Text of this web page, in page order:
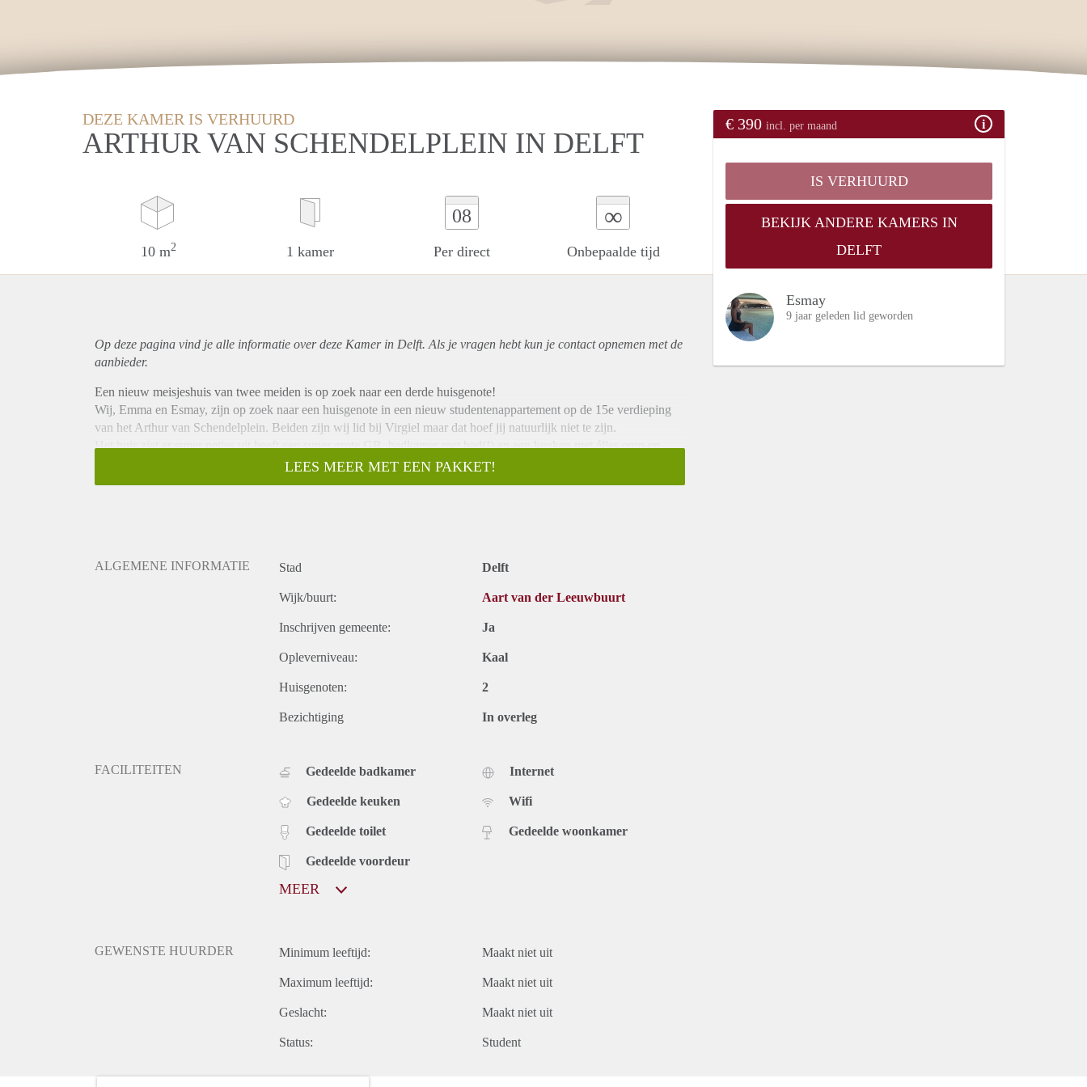
DEZE KAMER IS VERHUURD
ARTHUR VAN SCHENDELPLEIN IN DELFT
10 m2 1 kamer
08
Per direct
∞
Onbepaalde tijd
€ 390 incl. per maand
IS VERHUURD
BEKIJK ANDERE KAMERS IN
DELFT
Esmay
9 jaar geleden lid geworden
Op deze pagina vind je alle informatie over deze Kamer in Delft. Als je vragen hebt kun je contact opnemen met de
aanbieder.
Een nieuw meisjeshuis van twee meiden is op zoek naar een derde huisgenote!
Wij, Emma en Esmay, zijn op zoek naar een huisgenote in een nieuw studentenappartement op de 15e verdieping
van het Arthur van Schendelplein. Beiden zijn wij lid bij Virgiel maar dat hoef jij natuurlijk niet te zijn.
Het huis ziet er super netjes uit heeft een super grote GR, badkamer met bad(!) en een keuken met álles erop en
eraan zodat ook jij ons kan verbluffen met heerlijke gerechten.
De kamer is ongeveer 10m² met daarbij nog een balkon waardoor jij kan genieten van heerlijke wijntjes op je eigen
Groetjes,
LEES MEER MET EEN PAKKET!
ALGEMENE INFORMATIE Stad Delft
Wijk/buurt: Aart van der Leeuwbuurt
Inschrijven gemeente: Ja
Opleverniveau: Kaal
Huisgenoten: 2
Bezichtiging In overleg
FACILITEITEN Gedeelde badkamer
Gedeelde keuken
Gedeelde toilet
Gedeelde voordeur
Internet
Wifi
Gedeelde woonkamer
MEER
GEWENSTE HUURDER Minimum leeftijd: Maakt niet uit
Maximum leeftijd: Maakt niet uit
Geslacht: Maakt niet uit
Status: Student